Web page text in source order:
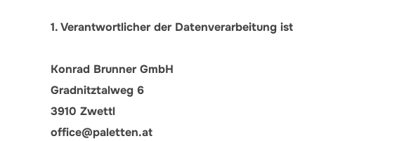
1. Verantwortlicher der Datenverarbeitung ist
Konrad Brunner GmbH
Gradnitztalweg 6
3910 Zwettl
office@paletten.at